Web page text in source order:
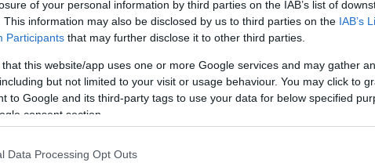
of your personal information by third parties on the IAB’s list of
This information may also be disclosed by us to third parties on the IAB’s
Participants that may further disclose it to other third parties.
that this website/app uses one or more Google services and may gather
but not limited to your visit or usage behaviour. You may click to
to Google and its third-party tags to use your data for below specified
consent section.
Data Processing Opt Outs